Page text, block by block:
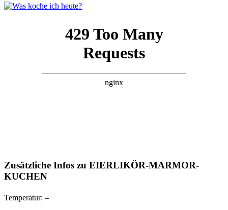
Zusätzliche Infos zu EIERLIKÖR-MARMOR-
KUCHEN
Temperatur: –